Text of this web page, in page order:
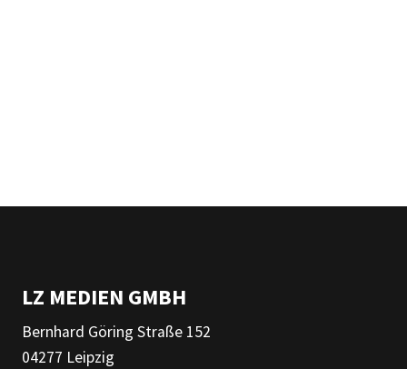
LZ MEDIEN GMBH
Bernhard Göring Straße 152
04277 Leipzig